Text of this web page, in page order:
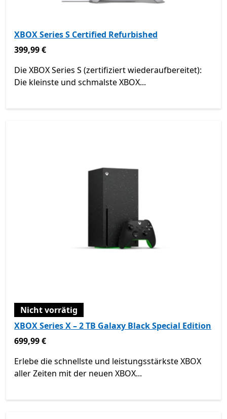
XBOX Series S Certified Refurbished
399,99 €
399,99 €
Die XBOX Series S (zertifiziert wiederaufbereitet):
Die kleinste und schmalste XBOX...
Nicht vorrätig
XBOX Series X – 2 TB Galaxy Black Special Edition
699,99 €
699,99 €
Erlebe die schnellste und leistungsstärkste XBOX
aller Zeiten mit der neuen XBOX...